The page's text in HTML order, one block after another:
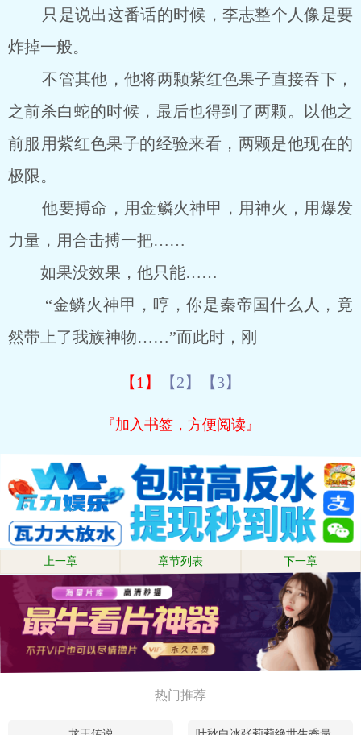
只是说出这番话的时候，李志整个人像是要
炸掉一般。
不管其他，他将两颗紫红色果子直接吞下，
之前杀白蛇的时候，最后也得到了两颗。以他之
前服用紫红色果子的经验来看，两颗是他现在的
极限。
他要搏命，用金鳞火神甲，用神火，用爆发
力量，用合击搏一把……
如果没效果，他只能……
“金鳞火神甲，哼，你是秦帝国什么人，竟
然带上了我族神物……”而此时，刚
【1】 【2】 【3】
『加入书签，方便阅读』
上一章 章节列表 下一章
热门推荐